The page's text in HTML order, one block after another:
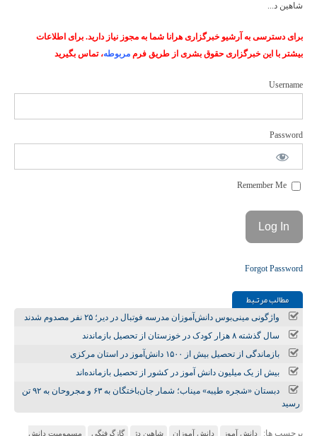
شاهین د...
برای دسترسی به آرشیو خبرگزاری هرانا شما به مجوز نیاز دارید. برای اطلاعات
بیشتر با این خبرگزاری حقوق بشری از طریق فرم مربوطه، تماس بگیرید
Username
Password
Forgot Password
مطالب مرتـبط
واژگونی مینی‌بوس دانش‌آموزان مدرسه فوتبال در دیر؛ ۲۵ نفر مصدوم شدند
سال گذشته ۸ هزار کودک در خوزستان از تحصیل بازماندند
بازماندگی از تحصیل بیش از ۱۵۰۰ دانش‌آموز در استان مرکزی
بیش از یک میلیون دانش آموز در کشور از تحصیل بازمانده‌اند
دبستان «شجره طیبه» میناب؛ شمار جان‌باختگان به ۶۳ و مجروحان به ۹۲ تن
رسید
برچسب ها: دانش آموز دانش آموزان شاهین دژ گازگرفتگی مسمومیت دانش